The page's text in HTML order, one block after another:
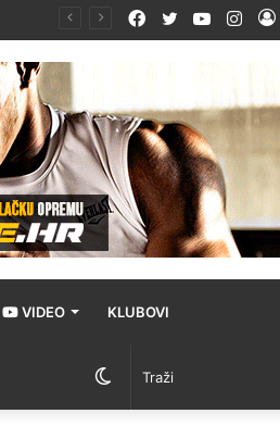
YouTube
Twitter
Facebook
VIDEO KLUBOVI
Switch